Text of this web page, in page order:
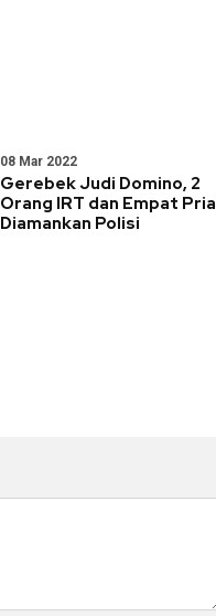
08 Mar 2022
Gerebek Judi Domino, 2
Orang IRT dan Empat Pria
Diamankan Polisi